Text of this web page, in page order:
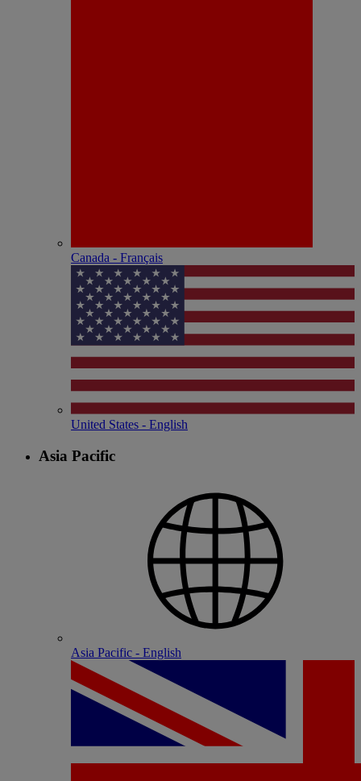
Canada - Français
United States - English
Asia Pacific
Asia Pacific - English